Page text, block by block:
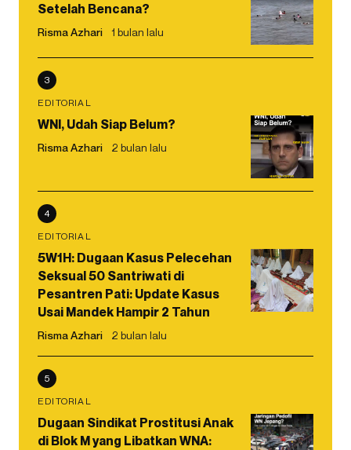
Setelah Bencana?
Risma Azhari 1 bulan lalu
3
EDITORIAL
WNI, Udah Siap Belum?
Risma Azhari 2 bulan lalu
4
EDITORIAL
5W1H: Dugaan Kasus Pelecehan
Seksual 50 Santriwati di
Pesantren Pati: Update Kasus
Usai Mandek Hampir 2 Tahun
Risma Azhari 2 bulan lalu
5
EDITORIAL
Dugaan Sindikat Prostitusi Anak
di Blok M yang Libatkan WNA: